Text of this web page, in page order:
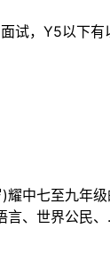
试，Y5以下有
耀中七至九年
言、世界公民、